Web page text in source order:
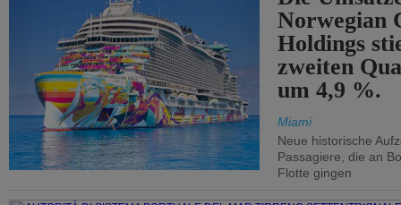
Norwegian
Holdings
zweiten
um 4,9 %.
Miami
Neue historische
Passagiere, die an
Flotte gingen